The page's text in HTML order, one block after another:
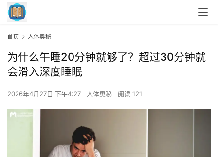
首页 人体奥秘
为什么午睡20分钟就够了？超过30分钟就
会滑入深度睡眠
2026年4月27日 下午4:27 人体奥秘 阅读 121